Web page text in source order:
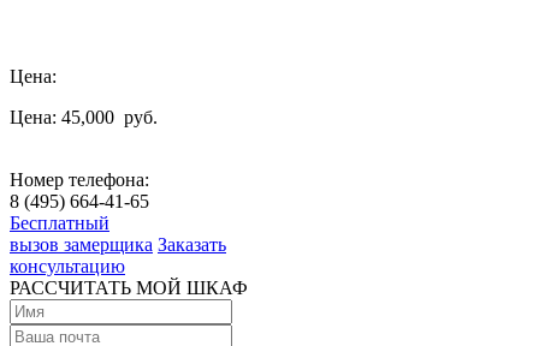
Цена:
Цена: 45,000 руб.
Номер телефона:
8 (495) 664-41-65
Бесплатный
вызов замерщика Заказать
консультацию
РАССЧИТАТЬ МОЙ ШКАФ